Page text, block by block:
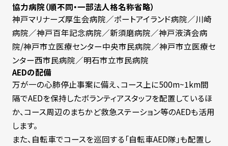
協力病院（順不同・一部法人格名称省略）
神戸マリナーズ厚生会病院／ポートアイランド病院／川崎
病院／神戸百年記念病院／新須磨病院／神戸液済会病
院/神戸市立医療センター中央市民病院／神戸市立医療セ
ンター西市民病院／明石市立市民病院
AEDの配備
万が一の心肺停止事案に備え、コース上に500m~1km間
隔でAEDを保持したボランティアスタッフを配置しているほ
か、コース周辺のまちかど救急ステーション等のAEDも活用
します。
また、自転車でコースを巡回する「自転車AED隊」も配置し